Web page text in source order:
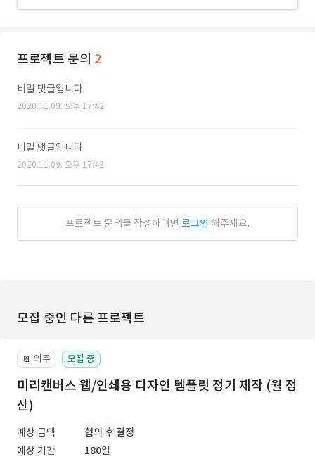
프로젝트 문의 2
비밀 댓글입니다.
2020.11.09. 오후 17:42
비밀 댓글입니다.
2020.11.09. 오후 17:42
프로젝트 문의를 작성하려면 로그인 해주세요.
모집 중인 다른 프로젝트
📔 외주 모집 중
미리캔버스 웹/인쇄용 디자인 템플릿 정기 제작 (월 정
산)
예상 금액
협의 후 결정
예상 기간
180일